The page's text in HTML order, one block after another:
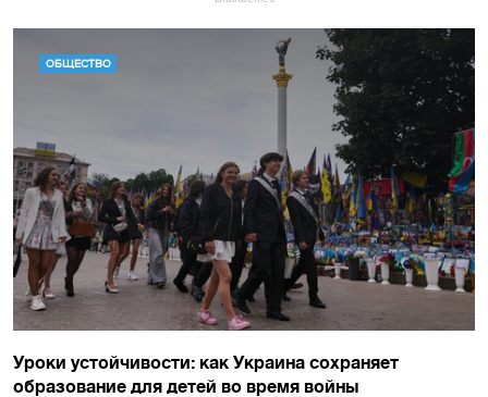
ОБЩЕСТВО
Уроки устойчивости: как Украина сохраняет
образование для детей во время войны